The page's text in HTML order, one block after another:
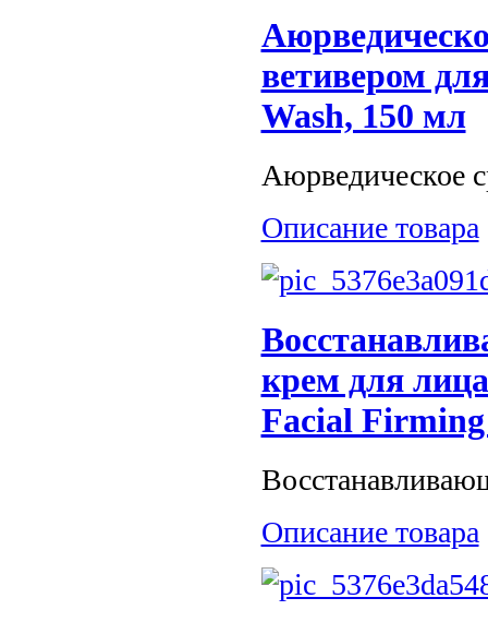
ветивером
Wash, 150 мл
Аюрведическое
Описание товара
крем для
Facial
Описание товара